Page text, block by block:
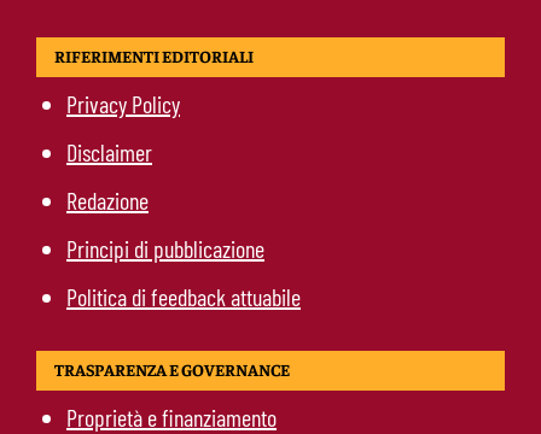
RIFERIMENTI EDITORIALI
Privacy Policy
Disclaimer
Redazione
Principi di pubblicazione
Politica di feedback attuabile
TRASPARENZA E GOVERNANCE
Proprietà e finanziamento